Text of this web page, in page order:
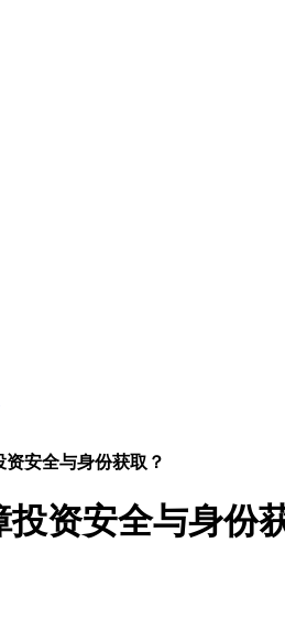
安全与身份获取？
资安全与身份